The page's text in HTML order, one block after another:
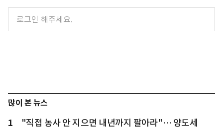
많이 본 뉴스
1
"직접 농사 안 지으면 내년까지 팔아라"… 양도세